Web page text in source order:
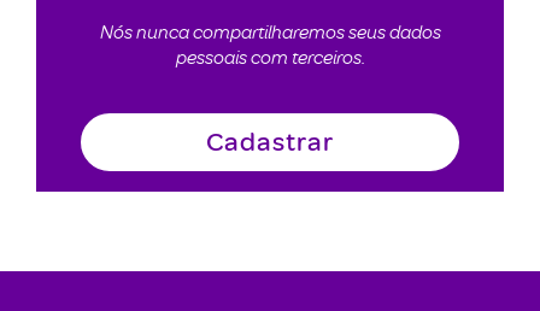
Nós nunca compartilharemos seus dados
pessoais com terceiros.